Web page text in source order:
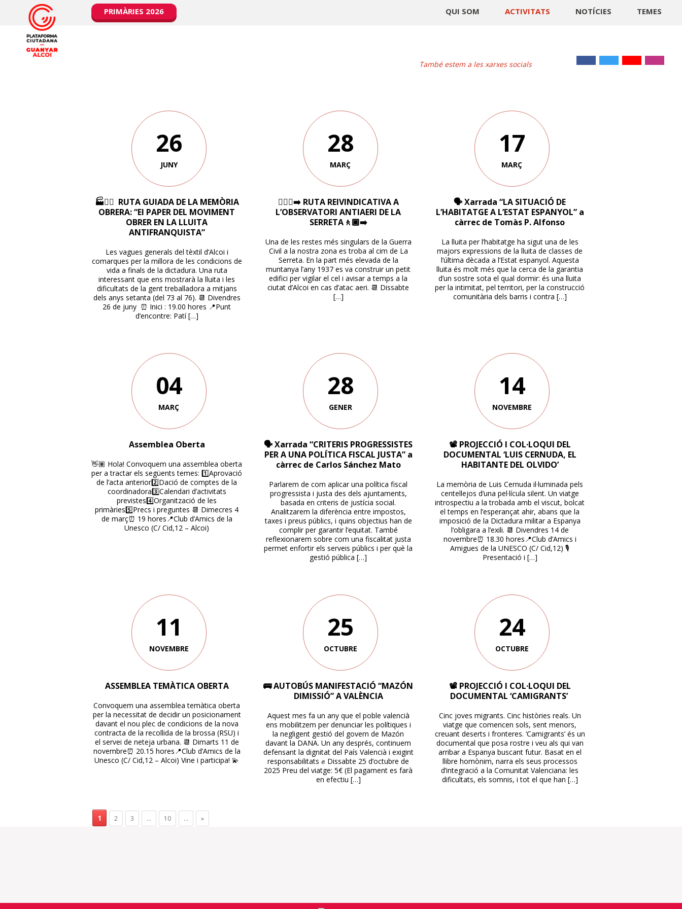
PRIMÀRIES 2026 QUI SOM ACTIVITATS NOTÍCIES TEMES
També estem a les xarxes socials
26
JUNY
🏭✊🏼 RUTA GUIADA DE LA MEMÒRIA
OBRERA: “El PAPER DEL MOVIMENT
OBRER EN LA LLUITA
ANTIFRANQUISTA”
Les vagues generals del tèxtil d’Alcoi i
comarques per la millora de les condicions de
vida a finals de la dictadura. Una ruta
interessant que ens mostrarà la lluita i les
dificultats de la gent treballadora a mitjans
dels anys setanta (del 73 al 76). 📆 Divendres
26 de juny ⏰ Inici : 19.00 hores 📍Punt
d’encontre: Patí […]
28
MARÇ
🚶🏽‍♀️‍➡️ RUTA REIVINDICATIVA A
L’OBSERVATORI ANTIAERI DE LA
SERRETA🚶🏾‍➡️
Una de les restes més singulars de la Guerra
Civil a la nostra zona es troba al cim de La
Serreta. En la part més elevada de la
muntanya l’any 1937 es va construir un petit
edifici per vigilar el cel i avisar a temps a la
ciutat d’Alcoi en cas d’atac aeri. 📆 Dissabte
[…]
17
MARÇ
🗣 Xarrada “LA SITUACIÓ DE
L’HABITATGE A L’ESTAT ESPANYOL” a
càrrec de Tomàs P. Alfonso
La lluita per l’habitatge ha sigut una de les
majors expressions de la lluita de classes de
l’última dècada a l’Estat espanyol. Aquesta
lluita és molt més que la cerca de la garantia
d’un sostre sota el qual dormir: és una lluita
per la intimitat, pel territori, per la construcció
comunitària dels barris i contra […]
04
MARÇ
Assemblea Oberta
👋🏽 Hola! Convoquem una assemblea oberta
per a tractar els següents temes: 1️⃣Aprovació
de l’acta anterior2️⃣Dació de comptes de la
coordinadora3️⃣Calendari d’activitats
previstes4️⃣Organització de les
primàries5️⃣Precs i preguntes 📆 Dimecres 4
de març⏰ 19 hores📍Club d’Amics de la
Unesco (C/ Cid,12 – Alcoi)
28
GENER
🗣 Xarrada “CRITERIS PROGRESSISTES
PER A UNA POLÍTICA FISCAL JUSTA” a
càrrec de Carlos Sánchez Mato
Parlarem de com aplicar una política fiscal
progressista i justa des dels ajuntaments,
basada en criteris de justícia social.
Analitzarem la diferència entre impostos,
taxes i preus públics, i quins objectius han de
complir per garantir l’equitat. També
reflexionarem sobre com una fiscalitat justa
permet enfortir els serveis públics i per què la
gestió pública […]
14
NOVEMBRE
📽 PROJECCIÓ I COL·LOQUI DEL
DOCUMENTAL ‘LUIS CERNUDA, EL
HABITANTE DEL OLVIDO’
La memòria de Luis Cernuda il·luminada pels
centellejos d’una pel·lícula silent. Un viatge
introspectiu a la trobada amb el viscut, bolcat
el temps en l’esperançat ahir, abans que la
imposició de la Dictadura militar a Espanya
l’obligara a l’exili. 📆 Divendres 14 de
novembre⏰ 18.30 hores📍Club d’Amics i
Amigues de la UNESCO (C/ Cid,12) 🎙
Presentació i […]
11
NOVEMBRE
ASSEMBLEA TEMÀTICA OBERTA
Convoquem una assemblea temàtica oberta
per la necessitat de decidir un posicionament
davant el nou plec de condicions de la nova
contracta de la recollida de la brossa (RSU) i
el servei de neteja urbana. 📆 Dimarts 11 de
novembre⏰ 20.15 hores📍Club d’Amics de la
Unesco (C/ Cid,12 – Alcoi) Vine i participa! 💫
25
OCTUBRE
🚌 AUTOBÚS MANIFESTACIÓ “MAZÓN
DIMISSIÓ” A VALÈNCIA
Aquest mes fa un any que el poble valencià
ens mobilitzem per denunciar les polítiques i
la negligent gestió del govern de Mazón
davant la DANA. Un any després, continuem
defensant la dignitat del País Valencià i exigint
responsabilitats ✊ Dissabte 25 d’octubre de
2025 Preu del viatge: 5€ (El pagament es farà
en efectiu […]
24
OCTUBRE
📽 PROJECCIÓ I COL·LOQUI DEL
DOCUMENTAL ‘CAMIGRANTS’
Cinc joves migrants. Cinc històries reals. Un
viatge que comencen sols, sent menors,
creuant deserts i fronteres. ‘Camigrants’ és un
documental que posa rostre i veu als qui van
arribar a Espanya buscant futur. Basat en el
llibre homònim, narra els seus processos
d’integració a la Comunitat Valenciana: les
dificultats, els somnis, i tot el que han […]
1 2 3 ... 10 ... »